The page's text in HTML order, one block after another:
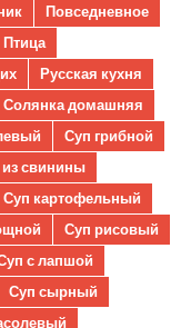
Повседневное
Птица
Русская кухня
Солянка домашняя
Суп грибной
свинины
Суп картофельный
Суп рисовый
с лапшой
Суп сырный